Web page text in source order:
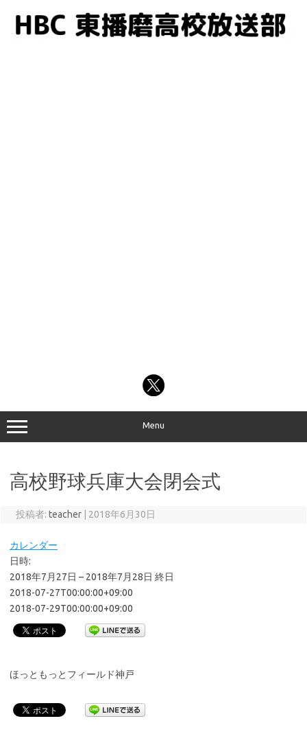
Menu
高校野球兵庫大会閉会式
投稿者: teacher 2018年6月30日
カレンダー
日時:
2018年7月27日 – 2018年7月28日 終日
2018-07-27T00:00:00+09:00
2018-07-29T00:00:00+09:00
ほっともっとフィールド神戸